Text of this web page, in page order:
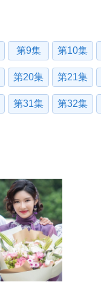
第9集 第10集
第20集 第21集
第31集 第32集